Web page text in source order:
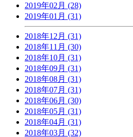
2019年02月 (28)
2019年01月 (31)
2018年12月 (31)
2018年11月 (30)
2018年10月 (31)
2018年09月 (31)
2018年08月 (31)
2018年07月 (31)
2018年06月 (30)
2018年05月 (31)
2018年04月 (31)
2018年03月 (32)